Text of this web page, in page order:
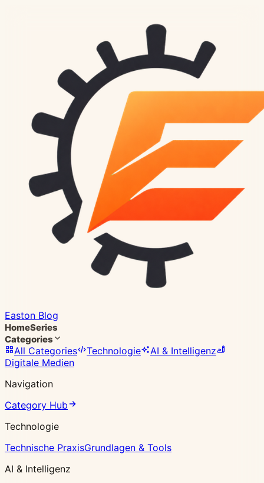
Easton Blog
HomeSeries
Categories
All Categories Technologie
AI & Intelligenz
Digitale Medien
Navigation
Category Hub
Technologie
Technische PraxisGrundlagen & Tools
AI & Intelligenz